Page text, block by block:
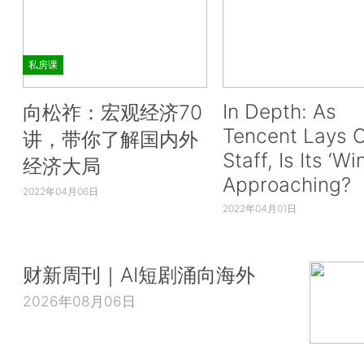
私房课
向松祚：宏观经济70
讲，带你了解国内外
经济大局
2022年04月06日
In Depth: As
Tencent Lays
Staff, Is Its
Approaching?
2022年04月01日
财新周刊｜AI短剧涌向海外
2026年08月06日